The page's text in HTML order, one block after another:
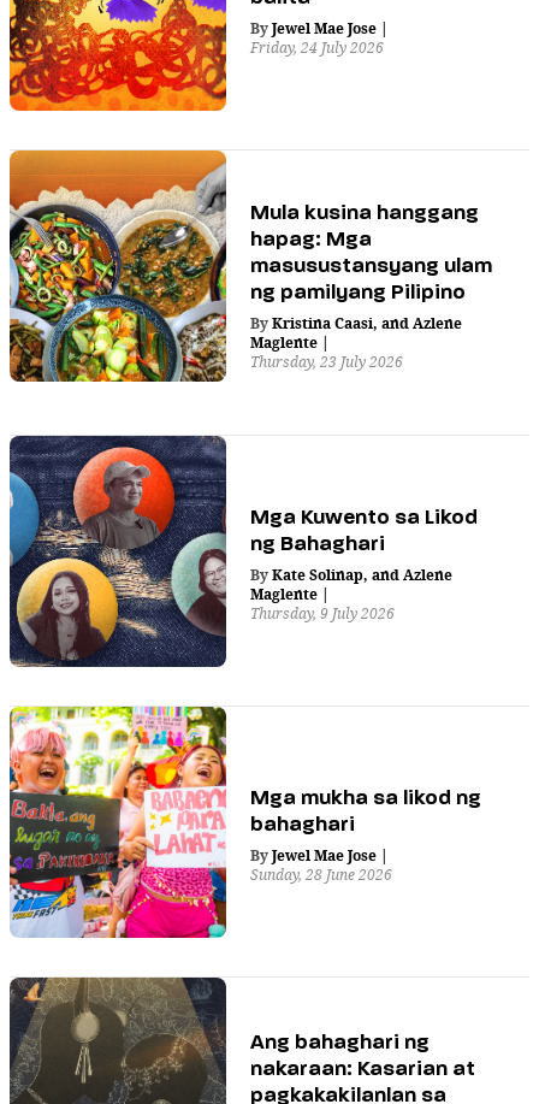
ByJewel Mae Jose |
Friday, 24 July 2026
Mula kusina hanggang
hapag: Mga
masusustansyang ulam
ng pamilyang Pilipino
ByKristina Caasi, andAzlene
Maglente |
Thursday, 23 July 2026
Mga Kuwento sa Likod
ng Bahaghari
ByKate Solinap, andAzlene
Maglente |
Thursday, 9 July 2026
Mga mukha sa likod ng
bahaghari
ByJewel Mae Jose |
Sunday, 28 June 2026
Ang bahaghari ng
nakaraan: Kasarian at
pagkakakilanlan sa